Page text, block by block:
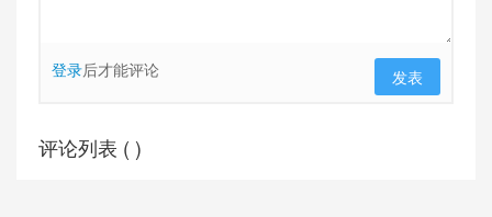
登录后才能评论 发表
评论列表 ( )